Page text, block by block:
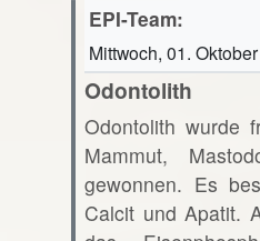
EPI-Team:
Mittwoch, 01.
Odontolith
Odontolith wurde
Mammut,
gewonnen. Es
Calcit und Apatit.